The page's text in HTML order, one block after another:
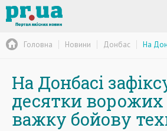
Головна Новини Донбас На
На Донбасі
десятки ворожих
важку бойову